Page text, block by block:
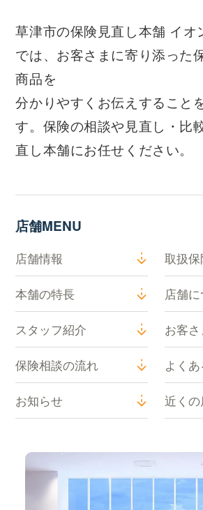
草津市の保険見直し本舗 イオ
では、お客さまに寄り添った
商品を
分かりやすくお伝えすること
す。保険の相談や見直し・比
直し本舗にお任せください。
店舗MENU
店舗情報 取扱保
本舗の特長 店舗
スタッフ紹介 お客
保険相談の流れ よく
お知らせ 近く